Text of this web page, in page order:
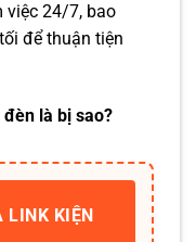
việc 24/7, bao
để thuận tiện
đèn là bị sao?
LINK KIỆN